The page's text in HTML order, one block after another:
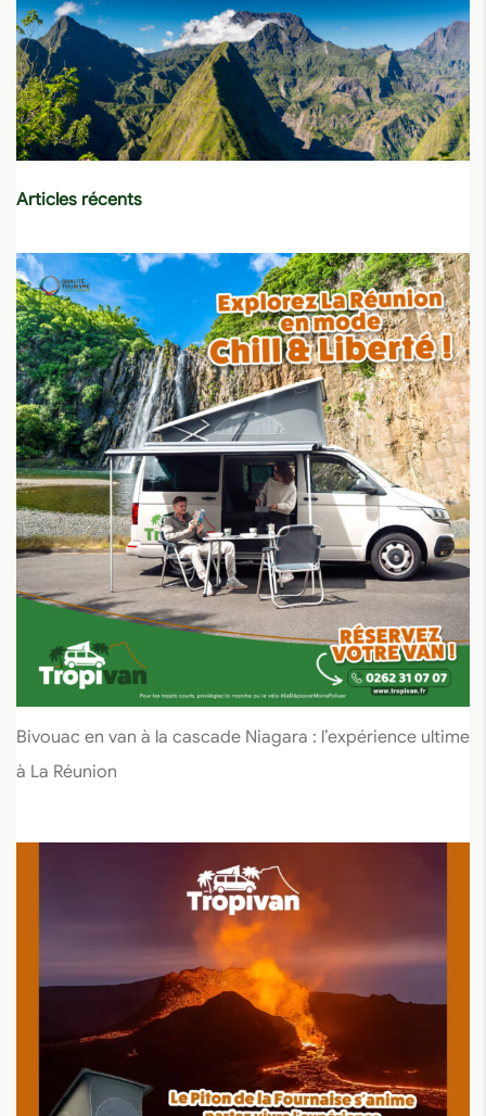
Articles récents
Bivouac en van à la cascade Niagara : l’expérience ultime
à La Réunion